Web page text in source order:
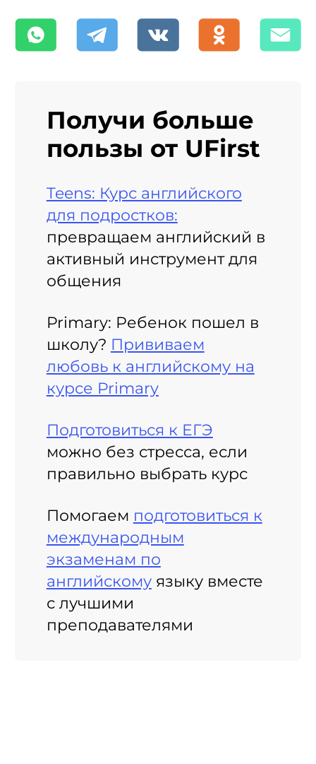
Получи больше
пользы от UFirst
Teens: Курс английского
для подростков:
превращаем английский в
активный инструмент для
общения
Primary: Ребенок пошел в
школу? Прививаем
любовь к английскому на
курсе Primary
Подготовиться к ЕГЭ
можно без стресса, если
правильно выбрать курс
Помогаем подготовиться к
международным
экзаменам по
английскомуязыку вместе
с лучшими
преподавателями